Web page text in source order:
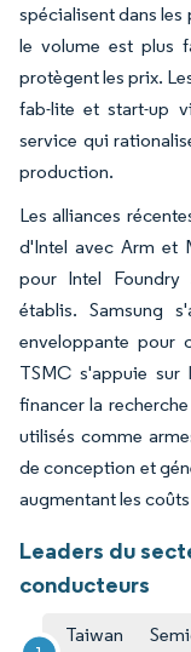
spécialisent dans les
le volume est plus
protègent les prix.
fab-lite et start-up
service qui
production.
Les alliances
d'Intel avec Arm et
pour Intel Foundry
établis. Samsung
enveloppante pour
TSMC s'appuie sur
financer la
utilisés comme
de conception et
augmentant les
Leaders du
conducteurs
Taiwan